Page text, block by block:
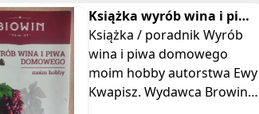
Książka wyrób wina i piwa
domowego moim hobby
biowin kwapysz
Książka / poradnik Wyrób
wina i piwa domowego
moim hobby autorstwa Ewy
Kwapisz. Wydawca Browin.